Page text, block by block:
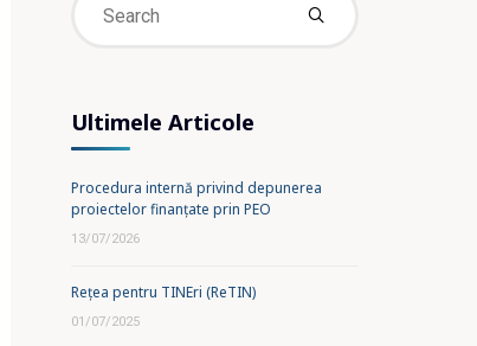
Ultimele Articole
Procedura internă privind depunerea
proiectelor finanțate prin PEO
13/07/2026
Rețea pentru TINEri (ReTIN)
01/07/2025